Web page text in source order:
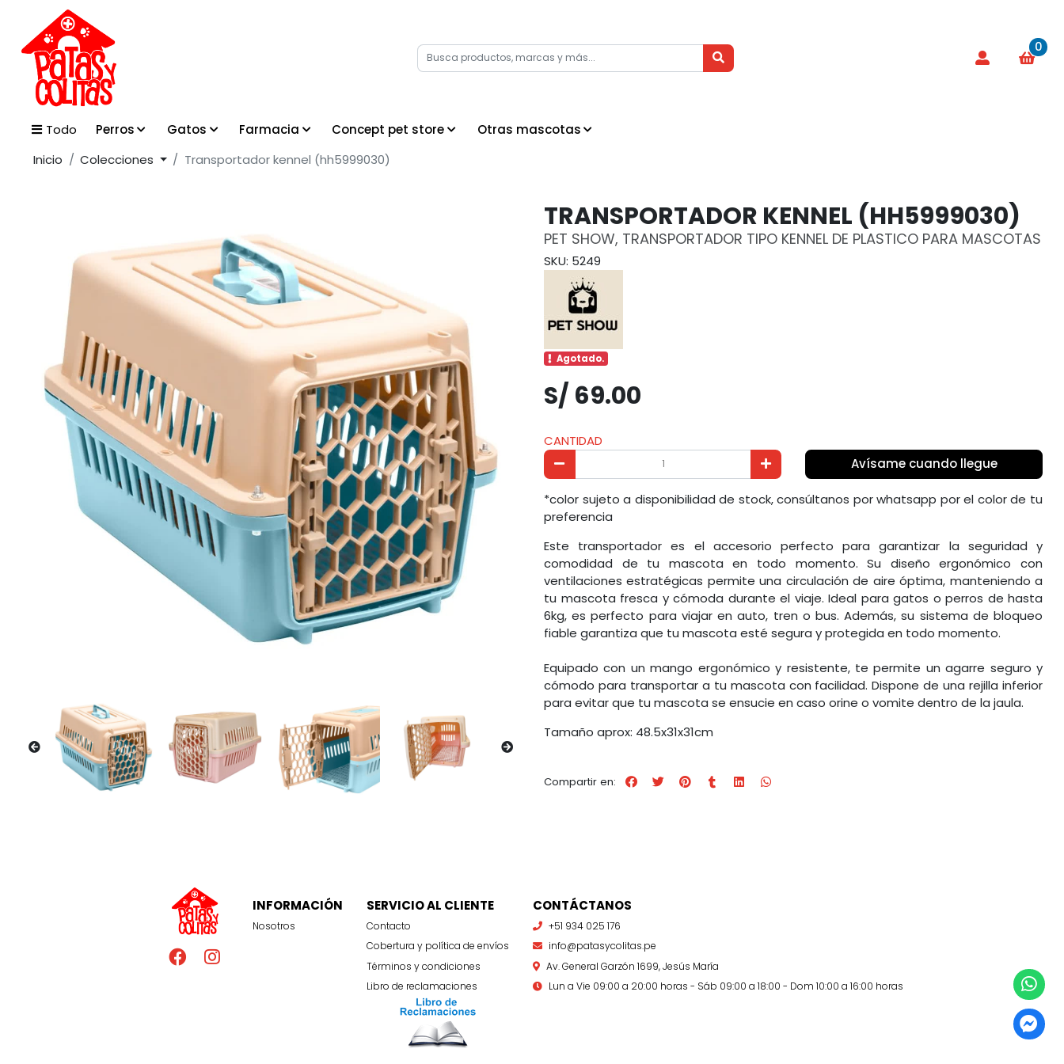
0
Todo Perros Gatos Farmacia Concept pet store
Otras mascotas
Inicio
Colecciones Transportador kennel (hh5999030)
TRANSPORTADOR KENNEL (HH5999030)
PET SHOW, TRANSPORTADOR TIPO KENNEL DE PLASTICO PARA MASCOTAS
SKU: 5249
Agotado.
S/ 69.00
CANTIDAD
Avísame cuando llegue
*color sujeto a disponibilidad de stock, consúltanos por whatsapp por el color de tu
preferencia
Este transportador es el accesorio perfecto para garantizar la seguridad y
comodidad de tu mascota en todo momento. Su diseño ergonómico con
ventilaciones estratégicas permite una circulación de aire óptima, manteniendo a
tu mascota fresca y cómoda durante el viaje. Ideal para gatos o perros de hasta
6kg, es perfecto para viajar en auto, tren o bus. Además, su sistema de bloqueo
fiable garantiza que tu mascota esté segura y protegida en todo momento.
Equipado con un mango ergonómico y resistente, te permite un agarre seguro y
cómodo para transportar a tu mascota con facilidad. Dispone de una rejilla inferior
para evitar que tu mascota se ensucie en caso orine o vomite dentro de la jaula.
Tamaño aprox: 48.5x31x31cm
Compartir en:
INFORMACIÓN
Nosotros
SERVICIO AL CLIENTE
Contacto
Cobertura y política de envíos
Términos y condiciones
Libro de reclamaciones
CONTÁCTANOS
+51 934 025 176
info@patasycolitas.pe
Av. General Garzón 1699, Jesús María
Lun a Vie 09:00 a 20:00 horas - Sáb 09:00 a 18:00 - Dom 10:00 a 16:00 horas